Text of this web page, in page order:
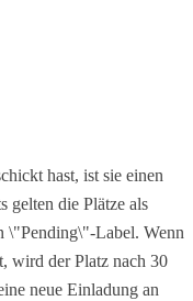
hast, ist sie einen
gelten die Plätze als
\"Pending\"-Label. Wenn
wird der Platz nach 30
neue Einladung an